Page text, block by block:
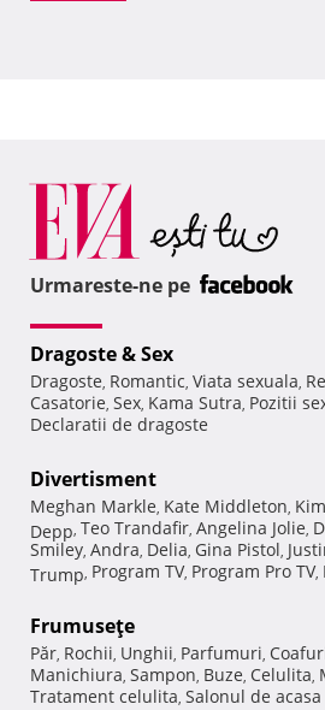
Urmareste-ne pe
Dragoste & Sex
Dragoste, Romantic, Viata sexuala,
Casatorie, Sex, Kama Sutra, Pozitii
Declaratii de dragoste
Divertisment
Meghan Markle, Kate Middleton,
Depp, Teo Trandafir, Angelina Jolie,
Smiley, Andra, Delia, Gina Pistol,
Trump, Program TV, Program Pro TV,
Frumuseţe
Păr, Rochii, Unghii, Parfumuri,
Manichiura, Sampon, Buze, Celulita,
Tratament celulita, Salonul de acasa